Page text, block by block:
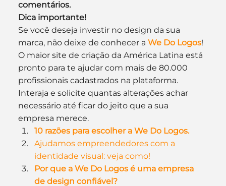
comentários.
Dica importante!
Se você deseja investir no design da sua
marca, não deixe de conhecer a We Do Logos!
O maior site de criação da América Latina está
pronto para te ajudar com mais de 80.000
profissionais cadastrados na plataforma.
Interaja e solicite quantas alterações achar
necessário até ficar do jeito que a sua
empresa merece.
10 razões para escolher a We Do Logos.
Ajudamos empreendedores com a
identidade visual: veja como!
Por que a We Do Logos é uma empresa
de design confiável?